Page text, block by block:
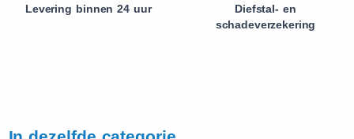
Levering binnen 24 uur
Diefstal- en
schadeverzekering